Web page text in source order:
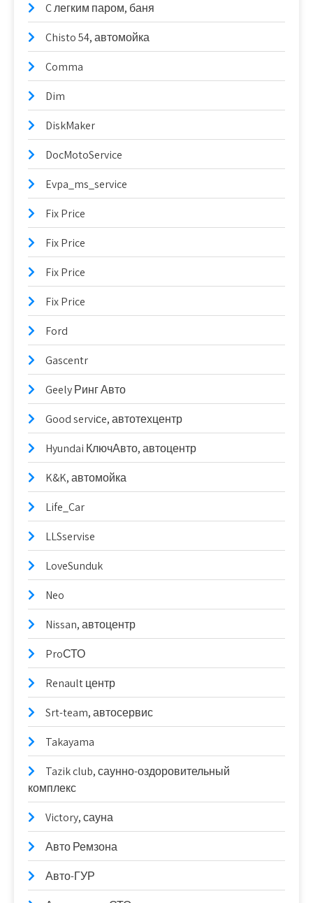
C легким паром, баня
Chisto 54, автомойка
Comma
Dim
DiskMaker
DocMotoService
Evpa_ms_service
Fix Price
Fix Price
Fix Price
Fix Price
Ford
Gascentr
Geely Ринг Авто
Good serviсe, автотехцентр
Hyundai КлючАвто, автоцентр
K&K, автомойка
Life_Car
LLSservise
LoveSunduk
Neo
Nissan, автоцентр
ProСТО
Renault центр
Srt-team, автосервис
Takayama
Tazik club, саунно-оздоровительный
комплекс
Victory, сауна
Авто Ремзона
Авто-ГУР